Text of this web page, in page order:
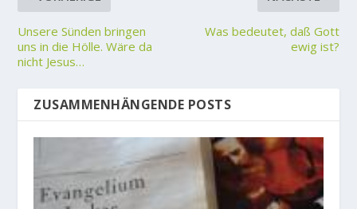
Unsere Sünden bringen
uns in die Hölle. Wäre da
nicht Jesus…
Was bedeutet, daß Gott
ewig ist?
ZUSAMMENHÄNGENDE POSTS